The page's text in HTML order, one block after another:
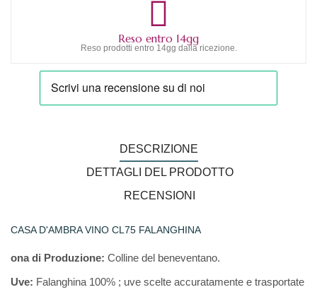
Reso entro 14gg
Reso prodotti entro 14gg dalla ricezione.
DESCRIZIONE
DETTAGLI DEL PRODOTTO
RECENSIONI
CASA D'AMBRA VINO CL75 FALANGHINA
ona di Produzione: Colline del beneventano.
Uve: Falanghina 100% ; uve scelte accuratamente e trasportate